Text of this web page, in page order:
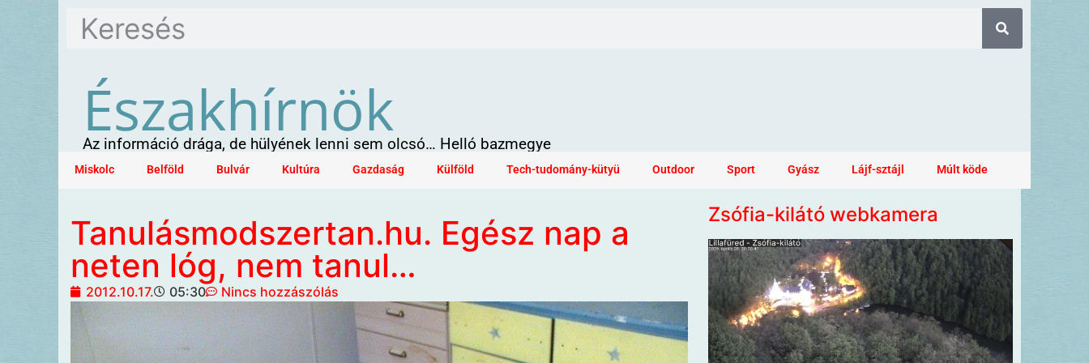
Északhírnök
Az információ drága, de hülyének lenni sem olcsó… Helló bazmegye
Miskolc Belföld Bulvár Kultúra Gazdaság Külföld Tech-tudomány-kütyü Outdoor Sport Gyász Lájf-sztájl Múlt köde
Tanulásmodszertan.hu. Egész nap a
neten lóg, nem tanul…
2012.10.17. 05:30 Nincs hozzászólás
Zsófia-kilátó webkamera